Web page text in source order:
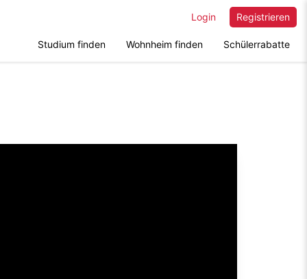
Registrieren
Login
Studium finden Wohnheim finden Schülerrabatte